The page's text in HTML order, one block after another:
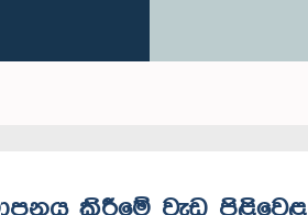
කිරී‍මේ වැඩ